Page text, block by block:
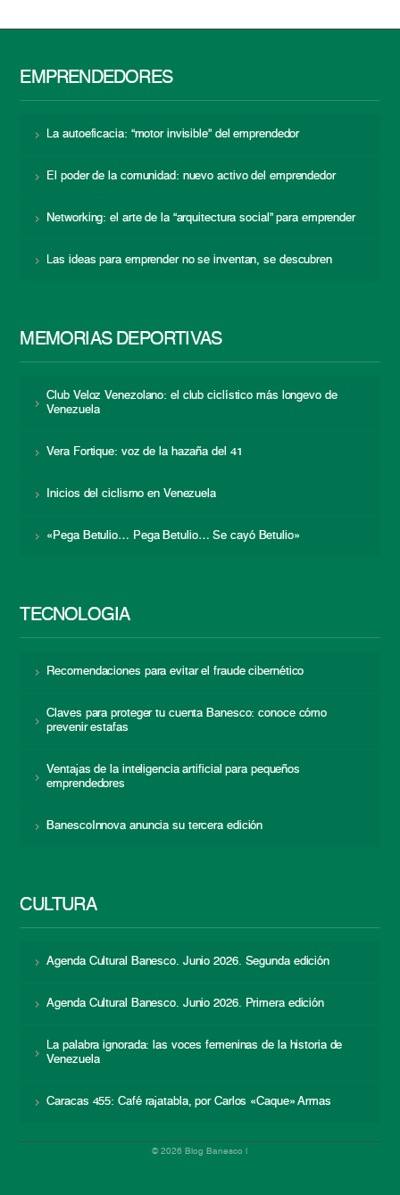
EMPRENDEDORES
La autoeficacia: “motor invisible” del emprendedor
El poder de la comunidad: nuevo activo del emprendedor
Networking: el arte de la “arquitectura social” para emprender
Las ideas para emprender no se inventan, se descubren
MEMORIAS DEPORTIVAS
Club Veloz Venezolano: el club ciclístico más longevo de
Venezuela
Vera Fortique: voz de la hazaña del 41
Inicios del ciclismo en Venezuela
«Pega Betulio… Pega Betulio… Se cayó Betulio»
TECNOLOGÍA
Recomendaciones para evitar el fraude cibernético
Claves para proteger tu cuenta Banesco: conoce cómo
prevenir estafas
Ventajas de la inteligencia artificial para pequeños
emprendedores
BanescoInnova anuncia su tercera edición
CULTURA
Agenda Cultural Banesco. Junio 2026. Segunda edición
Agenda Cultural Banesco. Junio 2026. Primera edición
La palabra ignorada: las voces femeninas de la historia de
Venezuela
Caracas 455: Café rajatabla, por Carlos «Caque» Armas
© 2026 Blog Banesco |